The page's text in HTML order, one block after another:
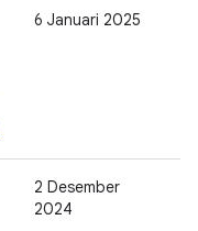
6 Januari 2025
2 Desember
2024